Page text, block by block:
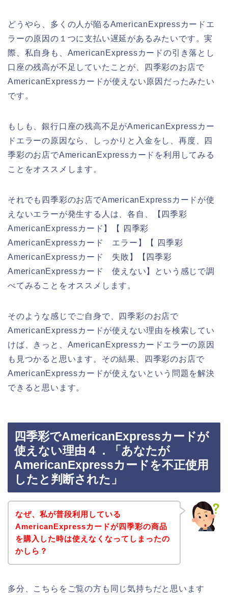
どうやら、多くの人が陥るAmericanExpressカードエ
ラーの原因の１つに支払い遅延があるみたいです。実
際、私自身も、AmericanExpressカードの引き落とし
口座の残高が不足していたことが、四季彩のお店で
AmericanExpressカードが使えない原因だったみたい
です。
もしも、銀行口座の残高不足がAmericanExpressカー
ドエラーの原因なら、しっかりと入金をし、再度、四
季彩のお店でAmericanExpressカードを利用してみる
ことをオススメします。
それでも四季彩のお店でAmericanExpressカードが使
えないエラーが発生する人は、各自、【四季彩
AmericanExpressカード】【 四季彩
AmericanExpressカード エラー】【 四季彩
AmericanExpressカード 失敗】【四季彩
AmericanExpressカード 使えない】という感じで調
べてみることをオススメします。
そのような感じでご自身で、四季彩のお店で
AmericanExpressカードが使えない理由を検索してい
けば、きっと、AmericanExpressカードエラーの原因
も見つかると思います。その結果、四季彩のお店で
AmericanExpressカードが使えないという問題を解決
できると思います。
四季彩でAmericanExpressカードが
使えない理由４．「あなたが
AmericanExpressカードを不正使用
したと判断された」
なぜ、私が普段利用している
AmericanExpressカードが四季彩の商品
を購入した時は使えなくなってしまったの
かしら？
多分、こちらをご覧の方も同じ気持ちだと思います